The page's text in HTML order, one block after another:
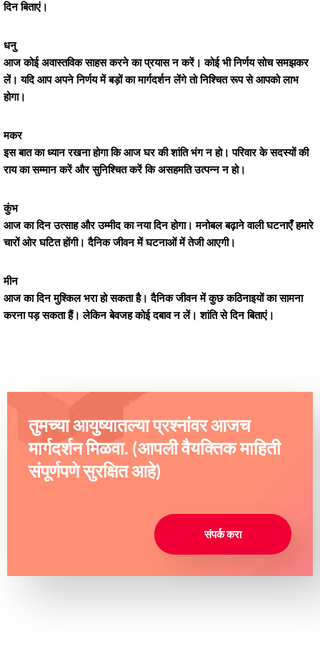
दिन बिताएं।
धनु
आज कोई अवास्तविक साहस करने का प्रयास न करें। कोई भी निर्णय सोच समझकर
लें। यदि आप अपने निर्णय में बड़ों का मार्गदर्शन लेंगे तो निश्चित रूप से आपको लाभ
होगा।
मकर
इस बात का ध्यान रखना होगा कि आज घर की शांति भंग न हो। परिवार के सदस्यों की
राय का सम्मान करें और सुनिश्चित करें कि असहमति उत्पन्न न हो।
कुंभ
आज का दिन उत्साह और उम्मीद का नया दिन होगा। मनोबल बढ़ाने वाली घटनाएँ हमारे
चारों ओर घटित होंगी। दैनिक जीवन में घटनाओं में तेजी आएगी।
मीन
आज का दिन मुश्किल भरा हो सकता है। दैनिक जीवन में कुछ कठिनाइयों का सामना
करना पड़ सकता हैं। लेकिन बेवजह कोई दबाव न लें। शांति से दिन बिताएं।
तुमच्या आयुष्यातल्या प्रश्नांवर आजच
मार्गदर्शन मिळवा. (आपली वैयक्तिक माहिती
संपूर्णपणे सुरक्षित आहे)
संपर्क करा